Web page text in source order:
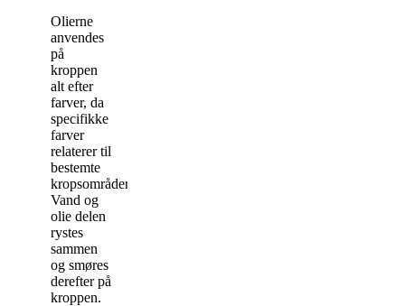
Olierne
anvendes
på
kroppen
alt efter
farver, da
specifikke
farver
relaterer til
bestemte
kropsområder.
Vand og
olie delen
rystes
sammen
og smøres
derefter på
kroppen.